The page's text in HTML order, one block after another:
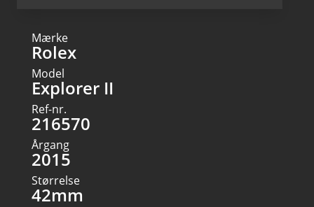
Mærke
Rolex
Model
Explorer II
Ref-nr.
216570
Årgang
2015
Størrelse
42mm